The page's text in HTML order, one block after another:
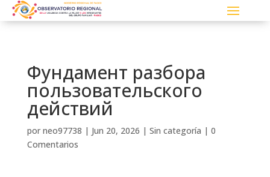
Фундамент разбора
пользовательского
действий
por neo97738 | Jun 20, 2026 | Sin categoría | 0
Comentarios